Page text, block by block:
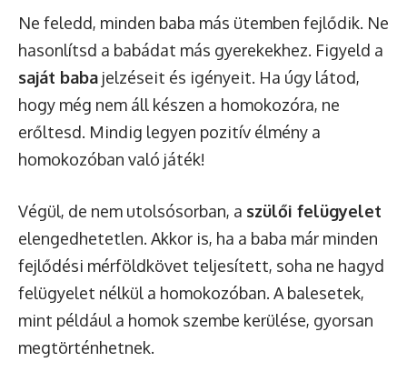
Ne feledd, minden baba más ütemben fejlődik. Ne
hasonlítsd a babádat más gyerekekhez. Figyeld a
saját baba jelzéseit és igényeit. Ha úgy látod,
hogy még nem áll készen a homokozóra, ne
erőltesd. Mindig legyen pozitív élmény a
homokozóban való játék!
Végül, de nem utolsósorban, a szülői felügyelet
elengedhetetlen. Akkor is, ha a baba már minden
fejlődési mérföldkövet teljesített, soha ne hagyd
felügyelet nélkül a homokozóban. A balesetek,
mint például a homok szembe kerülése, gyorsan
megtörténhetnek.